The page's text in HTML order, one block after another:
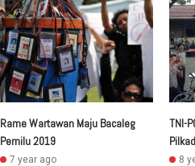
Rame Wartawan Maju Bacaleg
Pemilu 2019
7 year ago
TNI-
8